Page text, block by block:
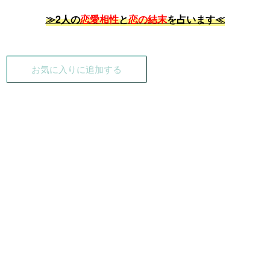
≫2人の恋愛相性と恋の結末を占います≪
お気に入りに追加する